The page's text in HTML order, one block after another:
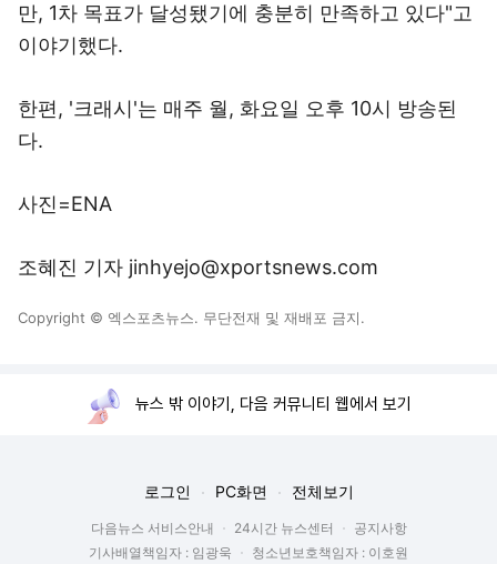
만, 1차 목표가 달성됐기에 충분히 만족하고 있다"고
이야기했다.
한편, '크래시'는 매주 월, 화요일 오후 10시 방송된
다.
사진=ENA
조혜진 기자 jinhyejo@xportsnews.com
Copyright © 엑스포츠뉴스. 무단전재 및 재배포 금지.
뉴스 밖 이야기, 다음 커뮤니티 웹에서 보기
로그인 PC화면 전체보기
다음뉴스 서비스안내 24시간 뉴스센터
공지사항
기사배열책임자 : 임광욱
청소년보호책임자 : 이호원